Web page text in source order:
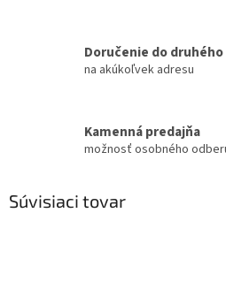
Doručenie do druhého
na akúkoľvek adresu
Kamenná predajňa
možnosť osobného
Súvisiaci tovar